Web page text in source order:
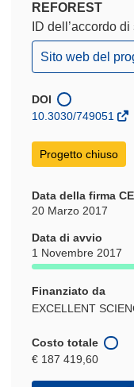
REFOREST
ID dell’accordo
(si
apre
una
nuova
Sito web del
DOI
10.3030/749051
Progetto chiuso
Data della firma CE
20 Marzo 2017
Data di avvio
1 Novembre 2017
Finanziato da
EXCELLENT
Costo totale
€ 187 419,60